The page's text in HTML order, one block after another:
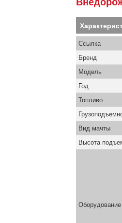
Ссылка
Бренд
Модель
Год
Топливо
Вид мачты
Высота
Оборудование